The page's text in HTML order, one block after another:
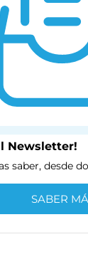
Newsletter!
saber, desde
SABER